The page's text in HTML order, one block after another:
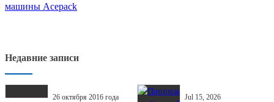
машины Acepack
Недавние записи
26 октября 2016 года Jul 15, 2026